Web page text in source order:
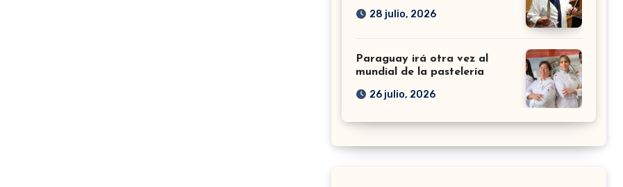
28 julio, 2026
Paraguay irá otra vez al
mundial de la pastelería
26 julio, 2026